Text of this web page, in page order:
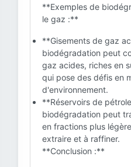
**Exemples de
le gaz :**
**Gisements de gaz
biodégradation peut
gaz acides, riches en
qui pose des défis en
d'environnement.
**Réservoirs de
biodégradation peut
en fractions plus
extraire et à raffiner.
**Conclusion :**